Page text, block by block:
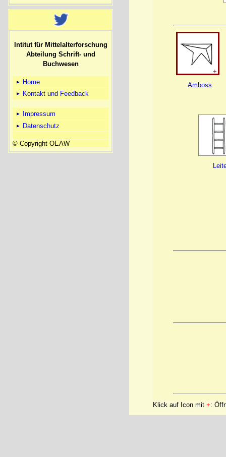
Intitut für Mittelalterforschung
Abteilung Schrift- und
Buchwesen
Home
Kontakt und Feedback
Impressum
Datenschutz
© Copyright OEAW
+
Amboss
Klick auf Icon mit +: